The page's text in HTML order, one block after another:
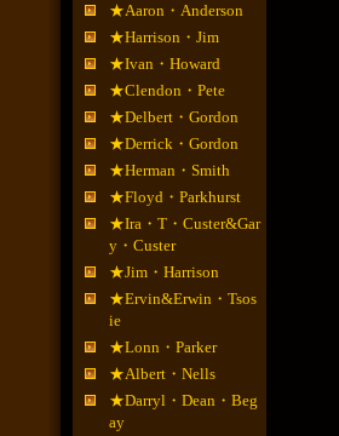
★Aaron・Anderson
★Harrison・Jim
★Ivan・Howard
★Clendon・Pete
★Delbert・Gordon
★Derrick・Gordon
★Herman・Smith
★Floyd・Parkhurst
★Ira・T・Custer&Gar
y・Custer
★Jim・Harrison
★Ervin&Erwin・Tsos
ie
★Lonn・Parker
★Albert・Nells
★Darryl・Dean・Beg
ay